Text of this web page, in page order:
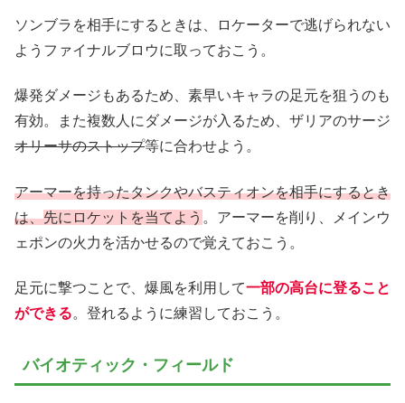
ソンブラを相手にするときは、ロケーターで逃げられない
ようファイナルブロウに取っておこう。
爆発ダメージもあるため、素早いキャラの足元を狙うのも
有効。また複数人にダメージが入るため、ザリアのサージ
オリーサのストップ等に合わせよう。
アーマーを持ったタンクやバスティオンを相手にするとき
は、先にロケットを当てよう 。アーマーを削り、メインウ
ェポンの火力を活かせるので覚えておこう。
足元に撃つことで、爆風を利用して一部の高台に登ること
ができる。登れるように練習しておこう。
バイオティック・フィールド